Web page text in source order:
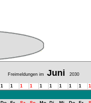
Freimeldungen im Juni 2030
1 1 1 1 1 1 1 1 1 1